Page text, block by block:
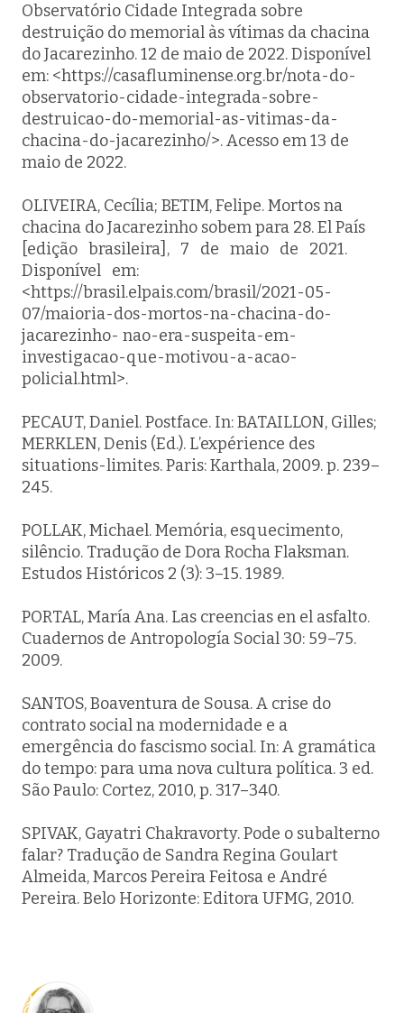
Observatório Cidade Integrada sobre
destruição do memorial às vítimas da chacina
do Jacarezinho. 12 de maio de 2022. Disponível
em: <https://casafluminense.org.br/nota-do-
observatorio-cidade-integrada-sobre-
destruicao-do-memorial-as-vitimas-da-
chacina-do-jacarezinho/>. Acesso em 13 de
maio de 2022.
OLIVEIRA, Cecília; BETIM, Felipe. Mortos na
chacina do Jacarezinho sobem para 28.El País
[edição brasileira], 7 de maio de 2021.
Disponível em:
<https://brasil.elpais.com/brasil/2021-05-
07/maioria-dos-mortos-na-chacina-do-
jacarezinho- nao-era-suspeita-em-
investigacao-que-motivou-a-acao-
policial.html>.
PECAUT, Daniel. Postface. In: BATAILLON, Gilles;
MERKLEN, Denis (Ed.). L’expérience des
situations-limites. Paris: Karthala, 2009. p. 239–
245.
POLLAK, Michael. Memória, esquecimento,
silêncio. Tradução de Dora Rocha Flaksman.
Estudos Históricos 2 (3): 3–15. 1989.
PORTAL, María Ana. Las creencias en el asfalto.
Cuadernos de Antropología Social30: 59–75.
2009.
SANTOS, Boaventura de Sousa. A crise do
contrato social na modernidade e a
emergência do fascismo social. In:A gramática
do tempo: para uma nova cultura política. 3 ed.
São Paulo: Cortez, 2010, p. 317–340.
SPIVAK, Gayatri Chakravorty.Pode o subalterno
falar? Tradução de Sandra Regina Goulart
Almeida, Marcos Pereira Feitosa e André
Pereira. Belo Horizonte: Editora UFMG, 2010.